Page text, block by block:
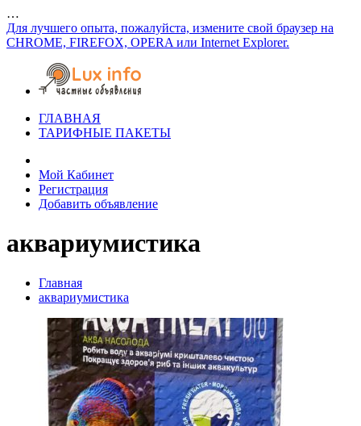
…
Для лучшего опыта, пожалуйста, измените свой браузер на
CHROME, FIREFOX, OPERA или Internet Explorer.
ГЛАВНАЯ
ТАРИФНЫЕ ПАКЕТЫ
Мой Кабинет
Регистрация
Добавить объявление
аквариумистика
Главная
аквариумистика